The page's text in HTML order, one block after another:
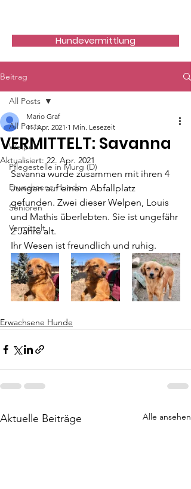
Hundevermittlung
Beitrag
All Posts
Welpen
Pflegestelle in Murg (D)
Erwachsene Hunde
Senioren
Vermittelt
All Posts
VERMITTELT: Savanna
Mario Graf
11. Apr. 2021 1 Min. Lesezeit
Aktualisiert: 22. Apr. 2021
Savanna wurde zusammen mit ihren 4
Jungen auf einem Abfallplatz
gefunden. Zwei dieser Welpen, Louis
und Mathis überlebten. Sie ist ungefähr
2 Jahre alt.
Ihr Wesen ist freundlich und ruhig.
Erwachsene Hunde
Aktuelle Beiträge Alle ansehen